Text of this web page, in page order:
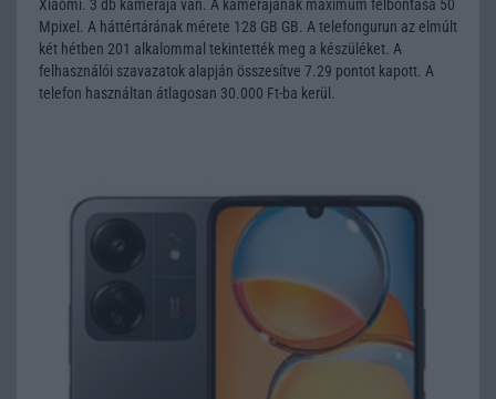
Xiaomi. 3 db kamerája van. A kamerájának maximum felbontása 50
Mpixel. A háttértárának mérete 128 GB GB. A telefongurun az elmúlt
két hétben 201 alkalommal tekintették meg a készüléket. A
felhasználói szavazatok alapján összesítve 7.29 pontot kapott. A
telefon használtan átlagosan 30.000 Ft-ba kerül.